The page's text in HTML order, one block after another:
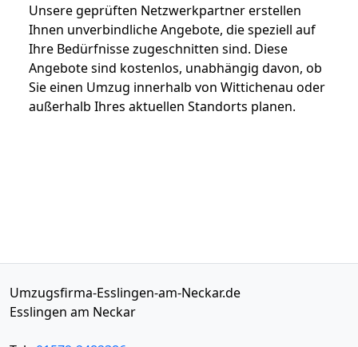
Unsere geprüften Netzwerkpartner erstellen
Ihnen unverbindliche Angebote, die speziell auf
Ihre Bedürfnisse zugeschnitten sind. Diese
Angebote sind kostenlos, unabhängig davon, ob
Sie einen Umzug innerhalb von Wittichenau oder
außerhalb Ihres aktuellen Standorts planen.
Umzugsfirma-Esslingen-am-Neckar.de
Esslingen am Neckar